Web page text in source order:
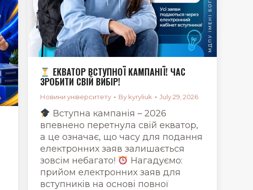
ЕКВАТОР ВСТУПНОЇ КАМПАНІЇ! ЧАС
ЗРОБИТИ СВІЙ ВИБІР!
Новини університету By kyryliuk July 29, 2026
Вступна кампанія – 2026
впевнено перетнула свій екватор,
а це означає, що часу для подання
електронних заяв залишається
зовсім небагато!
Нагадуємо:
прийом електронних заяв для
вступників на основі повної